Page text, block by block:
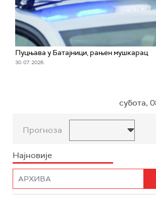
Пуцњава у Батајници, рањен мушкарац
30. 07. 2026.
субота,
Прогноза
Најновије